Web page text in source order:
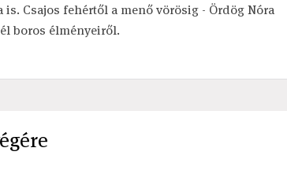
is. Csajos fehértől a menő vörösig - Ördög Nóra
boros élményeiről.